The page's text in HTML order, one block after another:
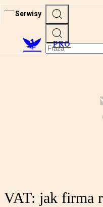
Serwisy
PRO
VAT: jak firma